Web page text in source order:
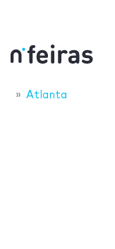
Atlanta